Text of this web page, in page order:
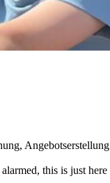
Angebotserstellung
this is just